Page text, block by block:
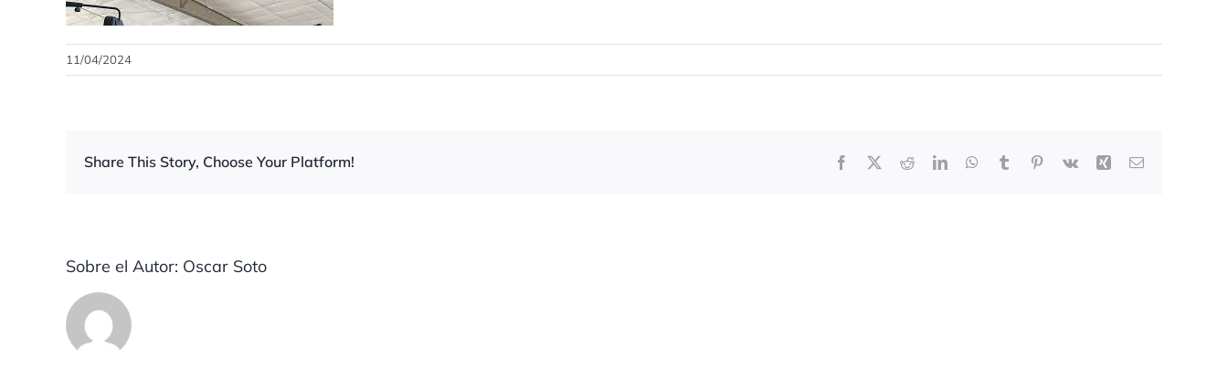
11/04/2024
Share This Story, Choose Your Platform! Facebook RedditLinkedInWhatsApp
Tumblr Pinterest
Vk Xing Correo
Sobre el Autor: Oscar Soto